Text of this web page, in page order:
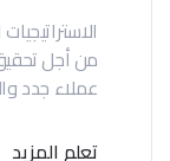
من أجل
عملاء جدد
تعلم المزيد